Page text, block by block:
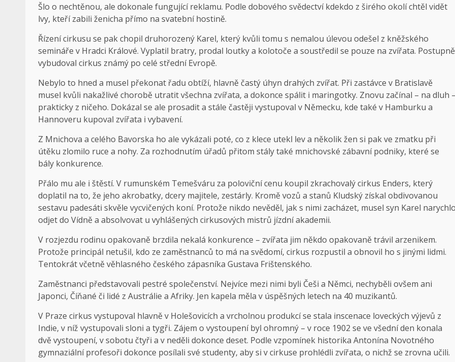
Šlo o nechtěnou, ale dokonale fungující reklamu. Podle dobového svědectví kdekdo z širého okolí chtěl vidět
lvy, kteří zabili ženicha přímo na svatební hostině.
Řízení cirkusu se pak chopil druhorozený Karel, který kvůli tomu s nemalou úlevou odešel z kněžského
semináře v Hradci Králové. Vyplatil bratry, prodal loutky a kolotoče a soustředil se pouze na zvířata. Postupně
vybudoval cirkus známý po celé střední Evropě.
Nebylo to hned a musel překonat řadu obtíží, hlavně častý úhyn drahých zvířat. Při zastávce v Bratislavě
musel kvůli nakažlivé chorobě utratit všechna zvířata, a dokonce spálit i maringotky. Znovu začínal – na dluh
prakticky z ničeho. Dokázal se ale prosadit a stále častěji vystupoval v Německu, kde také v Hamburku a
Hannoveru kupoval zvířata i vybavení.
Z Mnichova a celého Bavorska ho ale vykázali poté, co z klece utekl lev a několik žen si pak ve zmatku při
útěku zlomilo ruce a nohy. Za rozhodnutím úřadů přitom stály také mnichovské zábavní podniky, které se
bály konkurence.
Přálo mu ale i štěstí. V rumunském Temešváru za poloviční cenu koupil zkrachovalý cirkus Enders, který
doplatil na to, že jeho akrobatky, dcery majitele, zestárly. Kromě vozů a stanů Kludský získal obdivovanou
sestavu padesáti skvěle vycvičených koní. Protože nikdo nevěděl, jak s nimi zacházet, musel syn Karel
odjet do Vídně a absolvovat u vyhlášených cirkusových mistrů jízdní akademii.
V rozjezdu rodinu opakovaně brzdila nekalá konkurence – zvířata jim někdo opakovaně trávil arzenikem.
Protože principál netušil, kdo ze zaměstnanců to má na svědomí, cirkus rozpustil a obnovil ho s jinými lidmi.
Tentokrát včetně věhlasného českého zápasníka Gustava Frištenského.
Zaměstnanci představovali pestré společenství. Nejvíce mezi nimi byli Češi a Němci, nechyběli ovšem ani
Japonci, Číňané či lidé z Austrálie a Afriky. Jen kapela měla v úspěšných letech na 40 muzikantů.
V Praze cirkus vystupoval hlavně v Holešovicích a vrcholnou produkcí se stala inscenace loveckých výjevů z
Indie, v níž vystupovali sloni a tygři. Zájem o vystoupení byl ohromný – v roce 1902 se ve všední den konala
dvě vystoupení, v sobotu čtyři a v neděli dokonce deset. Podle vzpomínek historika Antonína Novotného
gymnaziální profesoři dokonce posílali své studenty, aby si v cirkuse prohlédli zvířata, o nichž se zrovna učili.